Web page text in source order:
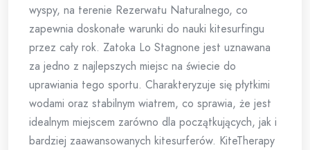
wyspy, na terenie Rezerwatu Naturalnego, co
zapewnia doskonałe warunki do nauki kitesurfingu
przez cały rok. Zatoka Lo Stagnone jest uznawana
za jedno z najlepszych miejsc na świecie do
uprawiania tego sportu. Charakteryzuje się płytkimi
wodami oraz stabilnym wiatrem, co sprawia, że jest
idealnym miejscem zarówno dla początkujących, jak i
bardziej zaawansowanych kitesurferów. KiteTherapy